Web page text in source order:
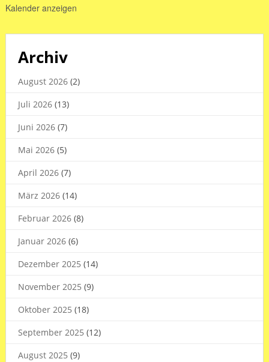
Kalender anzeigen
Archiv
August 2026(2)
Juli 2026(13)
Juni 2026(7)
Mai 2026(5)
April 2026(7)
März 2026(14)
Februar 2026(8)
Januar 2026(6)
Dezember 2025 (14)
November 2025 (9)
Oktober 2025 (18)
September 2025 (12)
August 2025 (9)